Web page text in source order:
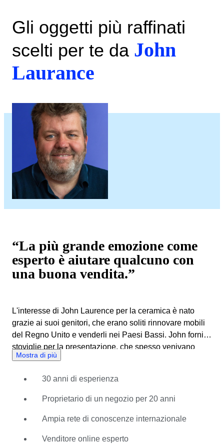
Gli oggetti più raffinati
scelti per te da John
Laurance
“La più grande emozione come
esperto è aiutare qualcuno con
una buona vendita.”
L'interesse di John Laurence per la ceramica è nato
grazie ai suoi genitori, che erano soliti rinnovare mobili
del Regno Unito e venderli nei Paesi Bassi. John forniva
stoviglie per la presentazione, che spesso venivano
vendute più velocemente dei mobili stessi. Questo lo ha
bellissimi pezzi ovunque fosse possibile. Alla fine, ha
aperto un suo negozio ad Amsterdam, dove vendeva
una buona attività online essendo uno dei primi venditori
vasta rete internazionale di compratori, venditori e
Mostra di più
30 anni di esperienza
Proprietario di un negozio per 20 anni
Ampia rete di conoscenze internazionale
Venditore online esperto